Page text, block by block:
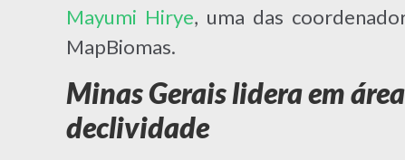
Mayumi Hirye, uma das
MapBiomas.
Minas Gerais lidera em
declividade